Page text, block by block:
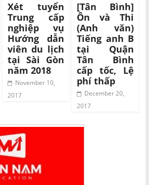
Xét tuyển
Trung cấp
nghiệp vụ
Hướng dẫn
viên du lịch
tại Sài Gòn
năm 2018
November 10,
2017
[Tân Bình]
Ôn và Thi
(Anh văn)
Tiếng anh B
tại Quận
Tân Bình
cấp tốc, Lệ
phí thấp
December 20,
2017